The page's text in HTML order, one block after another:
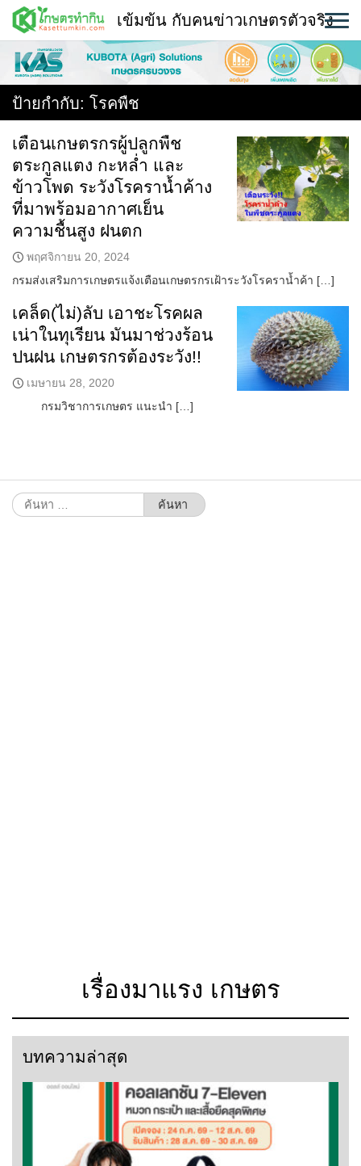
Skip
content
พืช
หน้าแรก
แวดวงเกษตร
ใคร ทำอะไร ที่ไหน
สถานีข่าววันนี้
เข้มข้น กับคนข่าวเกษตรตัวจริง
ป้ายกำกับ: โรคพืช
เตือนเกษตรกรผู้ปลูกพืช
ตระกูลแตง กะหล่ำ และ
ข้าวโพด ระวังโรคราน้ำค้าง
ที่มาพร้อมอากาศเย็น
ความชื้นสูง ฝนตก
พฤศจิกายน 20, 2024
กรมส่งเสริมการเกษตรแจ้งเตือนเกษตรกรเฝ้าระวังโรคราน้ำค้า […]
เคล็ด(ไม่)ลับ เอาชะโรคผล
เน่าในทุเรียน มันมาช่วงร้อน
ปนฝน เกษตรกรต้องระวัง!!
เมษายน 28, 2020
กรมวิชาการเกษตร แนะนำ […]
ค้นหา
สำหรับ:
เรื่องมาแรง เกษตร
บทความล่าสุด